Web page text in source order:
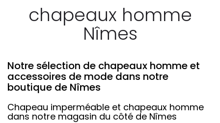
chapeaux homme
Nîmes
Notre sélection de chapeaux homme et
accessoires de mode dans notre
boutique de Nîmes
Chapeau imperméable et chapeaux homme
dans notre magasin du côté de Nîmes